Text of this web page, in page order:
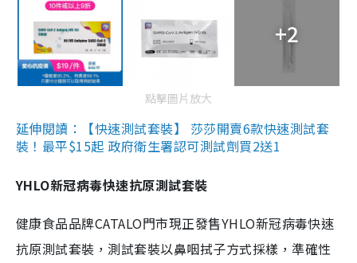
+2
點擊圖片放大
延伸閱讀：【快速測試套裝】 莎莎開賣6款快速測試套
裝！最平$15起 政府衛生署認可測試劑買2送1
YHLO新冠病毒快速抗原測試套裝
健康食品品牌CATALO門市現正發售YHLO新冠病毒快速
抗原測試套裝，測試套裝以鼻咽拭子方式採樣，準確性